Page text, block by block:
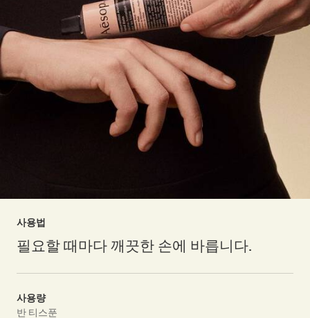
사용법
필요할 때마다 깨끗한 손에 바릅니다.
사용량
반 티스푼